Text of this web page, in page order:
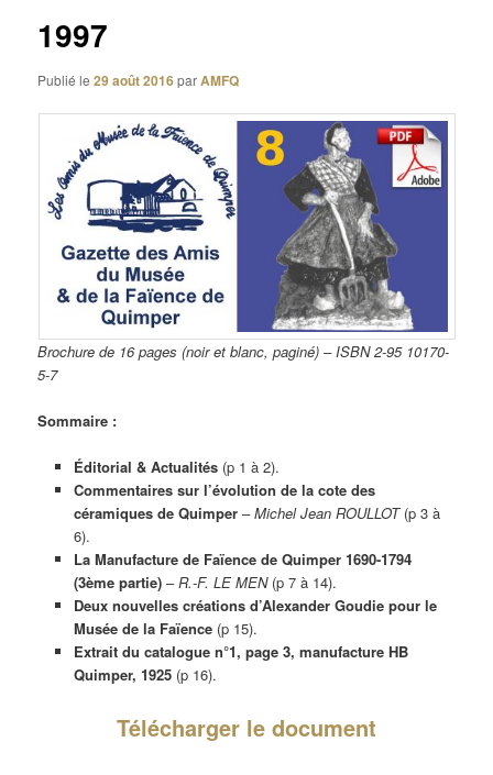
1997
Publié le29 août 2016parAMFQ
Brochure de 16 pages (noir et blanc, paginé) – ISBN 2-95 10170-
5-7
Sommaire :
Éditorial & Actualités(p 1 à 2).
Commentaires sur l’évolution de la cote des
céramiques de Quimper–Michel Jean ROULLOT(p 3 à
6).
La Manufacture de Faïence de Quimper 1690-1794
(3ème partie)–R.-F. LE MEN (p 7 à 14).
Deux nouvelles créations d’Alexander Goudie pour le
Musée de la Faïence (p 15).
Extrait du catalogue n°1, page 3, manufacture HB
Quimper, 1925 (p 16).
Télécharger le document